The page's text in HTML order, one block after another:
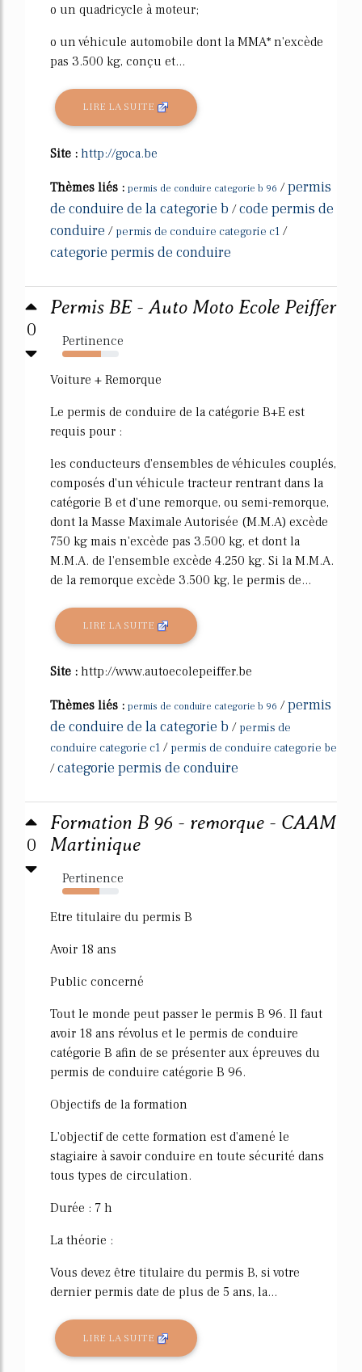
o un quadricycle à moteur;
o un véhicule automobile dont la MMA* n'excède
pas 3.500 kg, conçu et...
LIRE LA SUITE
Site : http://goca.be
Thèmes liés : permis de conduire categorie b 96 /permis
de conduire de la categorie b /code permis de
conduire / permis de conduire categorie c1 /
categorie permis de conduire
0
Permis BE - Auto Moto Ecole Peiffer
Pertinence
68%
Voiture + Remorque
Le permis de conduire de la catégorie B+E est
requis pour :
les conducteurs d'ensembles de véhicules couplés,
composés d'un véhicule tracteur rentrant dans la
catégorie B et d'une remorque, ou semi-remorque,
dont la Masse Maximale Autorisée (M.M.A) excède
750 kg mais n'excède pas 3.500 kg, et dont la
M.M.A. de l'ensemble excède 4.250 kg. Si la M.M.A.
de la remorque excède 3.500 kg, le permis de...
LIRE LA SUITE
Site : http://www.autoecolepeiffer.be
Thèmes liés : permis de conduire categorie b 96 /permis
de conduire de la categorie b / permis de
conduire categorie c1 / permis de conduire categorie be
/categorie permis de conduire
0
Formation B 96 - remorque - CAAM
Martinique
Pertinence
66%
Etre titulaire du permis B
Avoir 18 ans
Public concerné
Tout le monde peut passer le permis B 96. Il faut
avoir 18 ans révolus et le permis de conduire
catégorie B afin de se présenter aux épreuves du
permis de conduire catégorie B 96.
Objectifs de la formation
L'objectif de cette formation est d'amené le
stagiaire à savoir conduire en toute sécurité dans
tous types de circulation.
Durée : 7 h
La théorie :
Vous devez être titulaire du permis B, si votre
dernier permis date de plus de 5 ans, la...
LIRE LA SUITE